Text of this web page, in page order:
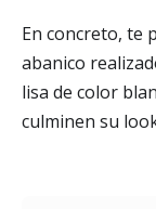
En concreto, te
abanico
lisa de color
culminen su